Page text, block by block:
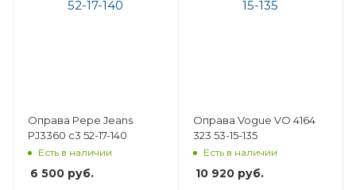
Оправа Pepe Jeans
PJ3360 c3 52-17-140
Есть в наличии
6 500 руб.
Оправа Vogue VO 4164
323 53-15-135
Есть в наличии
10 920руб.